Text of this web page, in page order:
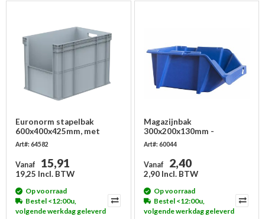
Euronorm stapelbak
600x400x425mm, met
grijpopening
Art#: 64582
Vanaf 15,91
19,25 Incl. BTW
Op voorraad
Bestel <12:00u,
volgende werkdag geleverd
Magazijnbak
300x200x130mm -
stapelbaar, met
grijpopening
Art#: 60044
Vanaf 2,40
2,90 Incl. BTW
Op voorraad
Bestel <12:00u,
volgende werkdag geleverd